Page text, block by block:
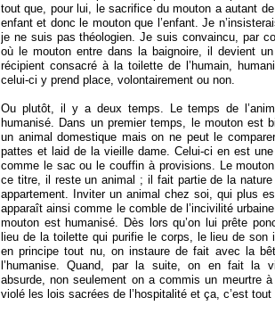
tout que, pour lui, le sacrifice du mouton a autant
enfant et donc le mouton que l’enfant. Je
je ne suis pas théologien. Je suis convaincu, par
où le mouton entre dans la baignoire, il devient un
récipient consacré à la toilette de l’humain,
celui-ci y prend place, volontairement ou non.
Ou plutôt, il y a deux temps. Le temps de
humanisé. Dans un premier temps, le mouton est
un animal domestique mais on ne peut le
pattes et laid de la vieille dame. Celui-ci en est
comme le sac ou le couffin à provisions. Le
ce titre, il reste un animal ; il fait partie de la nature
appartement. Inviter un animal chez soi, qui plus
apparaît ainsi comme le comble de l’incivilité
mouton est humanisé. Dès lors qu’on lui prête
lieu de la toilette qui purifie le corps, le lieu de son
en principe tout nu, on instaure de fait avec la
l’humanise. Quand, par la suite, on en fait la
absurde, non seulement on a commis un meurtre
violé les lois sacrées de l’hospitalité et ça, c’est tout